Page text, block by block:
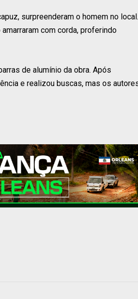
surpreenderam o homem no local.
com corda, proferindo
de alumínio da obra. Após
e realizou buscas, mas os